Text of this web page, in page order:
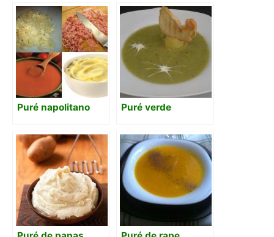
Puré napolitano Puré verde